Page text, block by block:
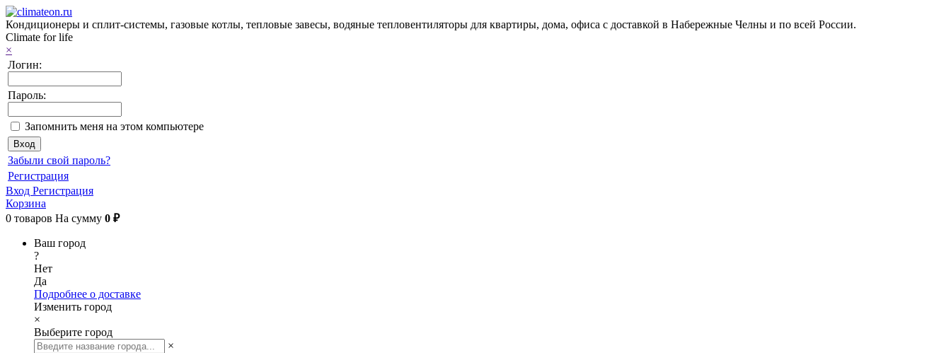
Кондиционеры и сплит-системы, газовые котлы, тепловые завесы, водяные тепловентиляторы для квартиры, дома, офиса с доставкой в Набережные Челны и по всей России.
Climate for life
×
Логин:
Пароль:
Запомнить меня на этом компьютере
Забыли свой пароль?
Регистрация
Вход Регистрация
Корзина
0 товаров На сумму 0 ₽
Ваш город
?
Нет
Да
Подробнее о доставке
Изменить город
×
Выберите город
×